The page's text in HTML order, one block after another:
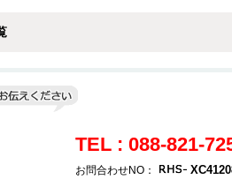
TEL : 088-821-
お問合わせNO：